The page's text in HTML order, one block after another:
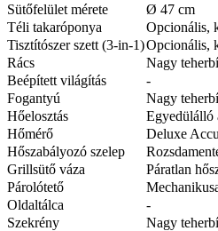
Sütőfelület mérete
Ø 47 cm
Téli takaróponya
Opcionális,
Tisztítószer szett (3-in-1)Opcionális,
Rács
Nagy
Beépített világítás
-
Fogantyú
Nagy
Hőelosztás
Egyedülálló
Hőmérő
Deluxe
Hőszabályozó szelep
Grillsütő váza
Páratlan
Párolótető
Oldaltálca
-
Szekrény
Nagy